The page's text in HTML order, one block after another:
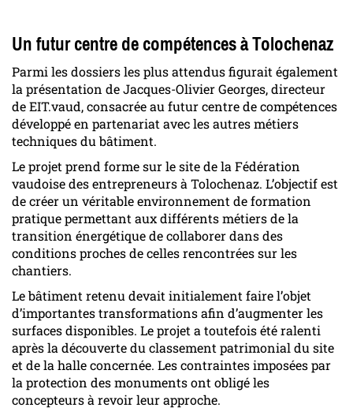
Un futur centre de compétences à Tolochenaz
Parmi les dossiers les plus attendus figurait également
la présentation de Jacques-Olivier Georges, directeur
de EIT.vaud, consacrée au futur centre de compétences
développé en partenariat avec les autres métiers
techniques du bâtiment.
Le projet prend forme sur le site de la Fédération
vaudoise des entrepreneurs à Tolochenaz. L’objectif est
de créer un véritable environnement de formation
pratique permettant aux différents métiers de la
transition énergétique de collaborer dans des
conditions proches de celles rencontrées sur les
chantiers.
Le bâtiment retenu devait initialement faire l’objet
d’importantes transformations afin d’augmenter les
surfaces disponibles. Le projet a toutefois été ralenti
après la découverte du classement patrimonial du site
et de la halle concernée. Les contraintes imposées par
la protection des monuments ont obligé les
concepteurs à revoir leur approche.